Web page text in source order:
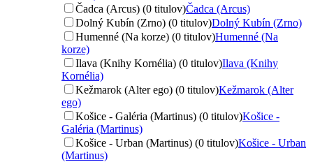
Čadca (Arcus) (0 titulov)Čadca (Arcus)
Dolný Kubín (Zrno) (0 titulov)Dolný Kubín (Zrno)
Humenné (Na korze) (0 titulov)Humenné (Na
korze)
Ilava (Knihy Kornélia) (0 titulov)Ilava (Knihy
Kornélia)
Kežmarok (Alter ego) (0 titulov)Kežmarok (Alter
ego)
Košice - Galéria (Martinus) (0 titulov)Košice -
Galéria (Martinus)
Košice - Urban (Martinus) (0 titulov)Košice - Urban
(Martinus)